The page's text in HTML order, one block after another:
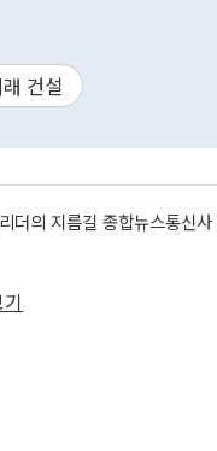
건설
더의 지름길 종합뉴스통신